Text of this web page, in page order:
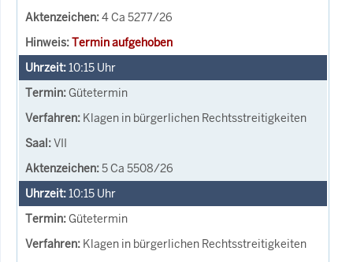
4 Ca 5277/26
Termin aufgehoben
10:15 Uhr
Gütetermin
Klagen in bürgerlichen Rechtsstreitigkeiten
VII
5 Ca 5508/26
10:15 Uhr
Gütetermin
Klagen in bürgerlichen Rechtsstreitigkeiten